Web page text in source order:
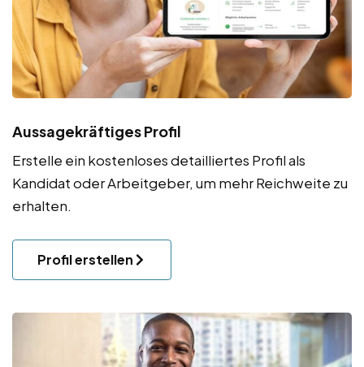
Aussagekräftiges Profil
Erstelle ein kostenloses detailliertes Profil als
Kandidat oder Arbeitgeber, um mehr Reichweite zu
erhalten.
Profil erstellen